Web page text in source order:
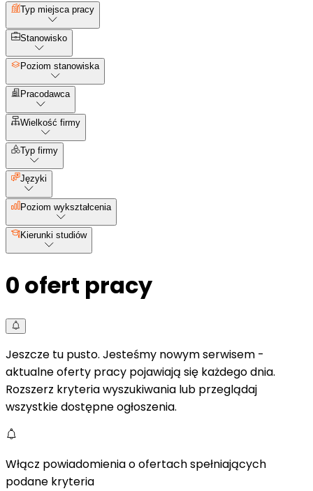
Typ miejsca pracy
Stanowisko
Poziom stanowiska
Pracodawca
Wielkość firmy
Typ firmy
Języki
Poziom wykształcenia
Kierunki studiów
0 ofert pracy
Jeszcze tu pusto. Jesteśmy nowym serwisem -
aktualne oferty pracy pojawiają się każdego dnia.
Rozszerz kryteria wyszukiwania lub przeglądaj
wszystkie dostępne ogłoszenia.
Włącz powiadomienia o ofertach spełniających
podane kryteria